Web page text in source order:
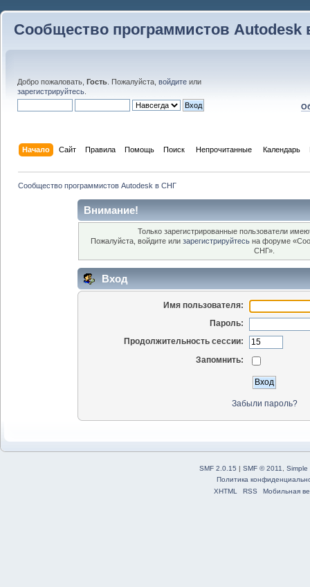
Сообщество программистов Autodesk
Добро пожаловать, Гость . Пожалуйста, войдите или
зарегистрируйтесь
Начало Сайт Правила Помощь Поиск Непрочитанные Календарь
Сообщество программистов Autodesk в СНГ
Внимание!
Только зарегистрированные пользователи
Пожалуйста, войдите или зарегистрируйтесь на форуме
СНГ».
Вход
Имя пользователя:
Пароль:
Продолжительность сессии:
Запомнить:
Забыли пароль?
SMF 2.0.15 | SMF © 2011
Simple
Политика
XHTML
RSS Мобильная